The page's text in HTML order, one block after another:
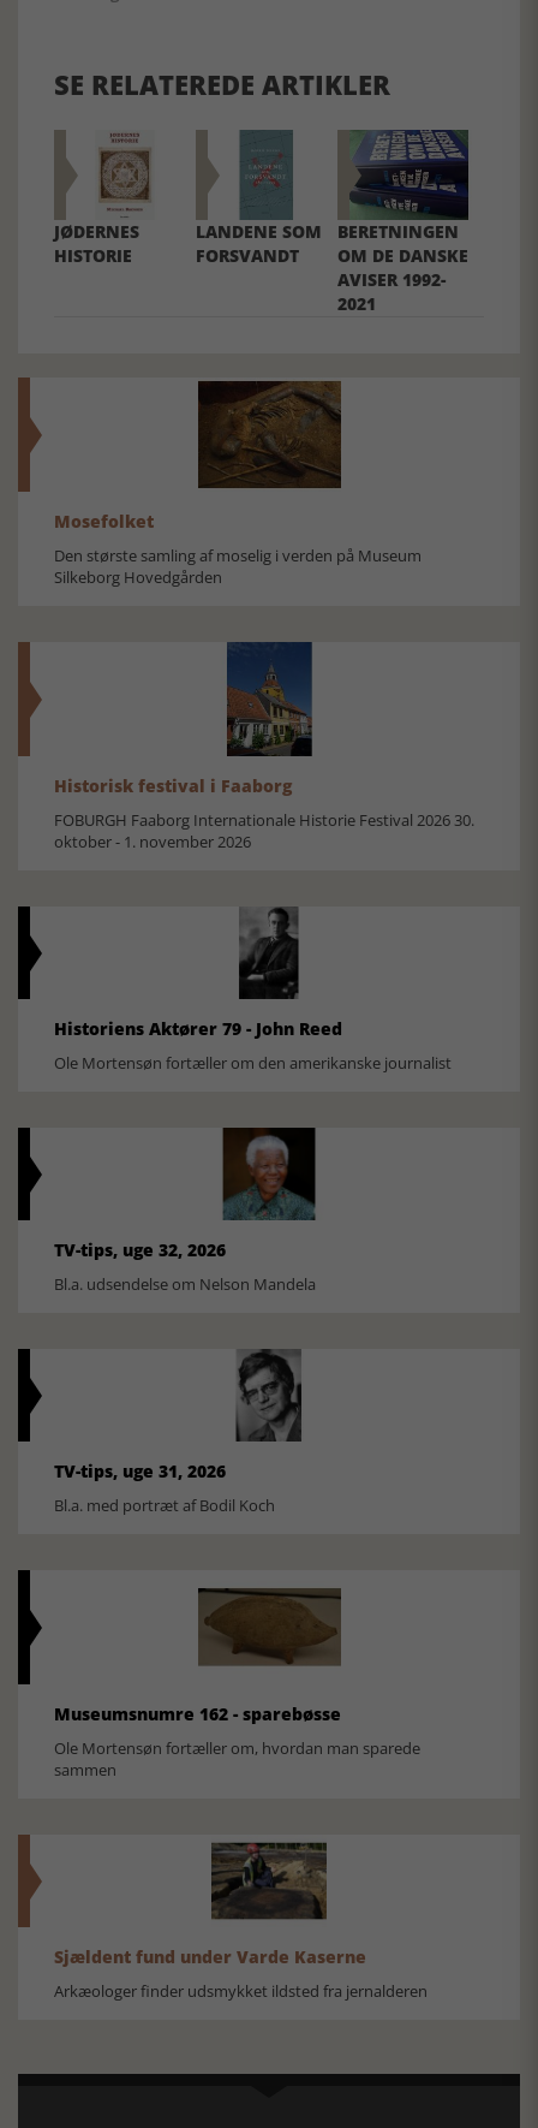
SE RELATEREDE ARTIKLER
JØDERNES
HISTORIE
LANDENE SOM
FORSVANDT
BERETNINGEN
OM DE DANSKE
AVISER 1992-
2021
Mosefolket
Den største samling af moselig i verden på Museum
Silkeborg Hovedgården
Historisk festival i Faaborg
FOBURGH Faaborg Internationale Historie Festival 2026 30.
oktober - 1. november 2026
Historiens Aktører 79 - John Reed
Ole Mortensøn fortæller om den amerikanske journalist
TV-tips, uge 32, 2026
Bl.a. udsendelse om Nelson Mandela
TV-tips, uge 31, 2026
Bl.a. med portræt af Bodil Koch
Museumsnumre 162 - sparebøsse
Ole Mortensøn fortæller om, hvordan man sparede
sammen
Sjældent fund under Varde Kaserne
Arkæologer finder udsmykket ildsted fra jernalderen